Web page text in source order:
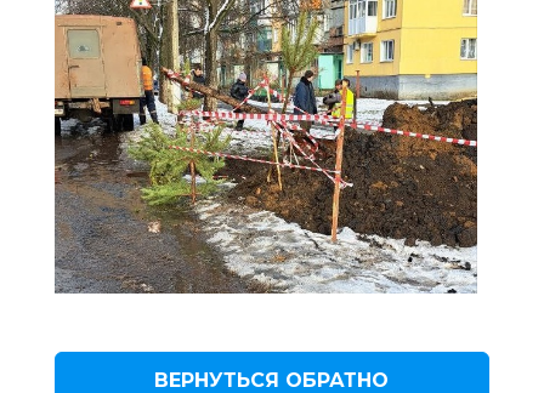
ВЕРНУТЬСЯ ОБРАТНО